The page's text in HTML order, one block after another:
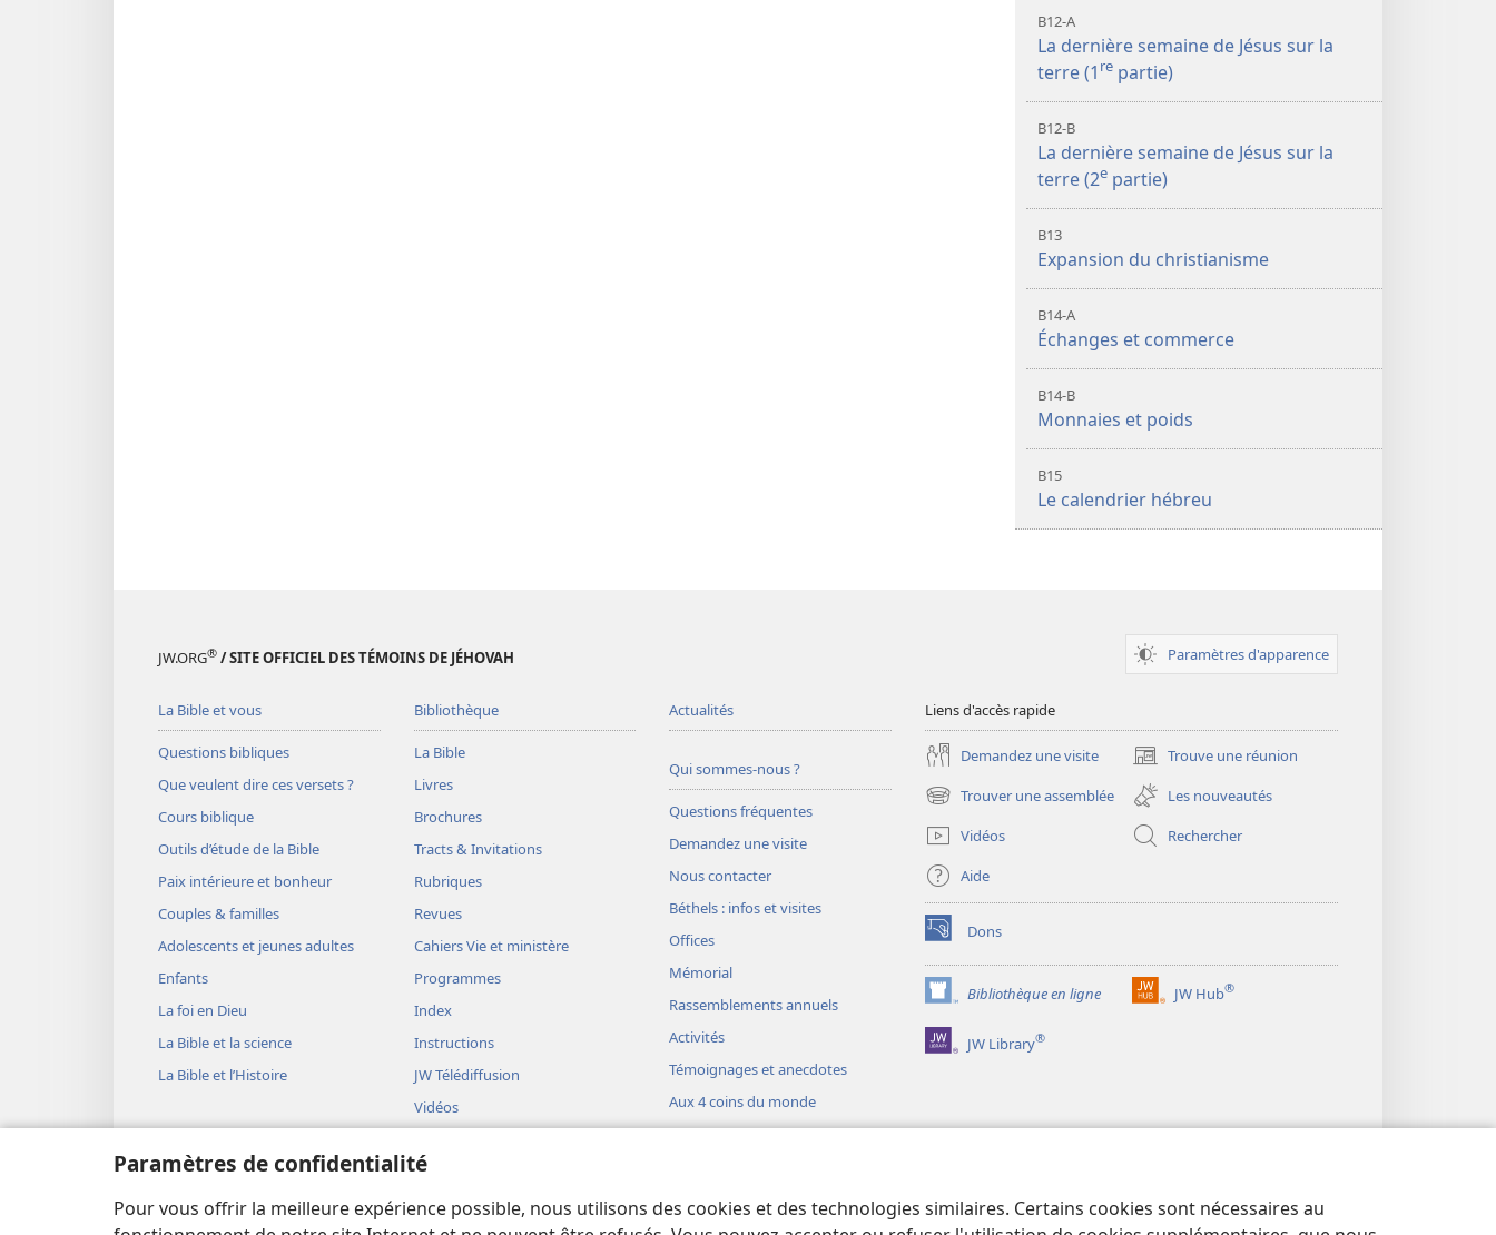
Paramètres de confidentialité
Pour vous offrir la meilleure expérience possible, nous utilisons des cookies et des technologies similaires. Certains cookies sont nécessaires au
B12-A
La dernière semaine de Jésus sur la
terre (1 re partie)
B12-B
La dernière semaine de Jésus sur la
terre (2e partie)
B13
Expansion du christianisme
B14-A
Échanges et commerce
B14-B
Monnaies et poids
B15
Le calendrier hébreu
JW.ORG® / SITE OFFICIEL DES TÉMOINS DE JÉHOVAH Paramètres d'apparence
La Bible et vous
Questions bibliques
Que veulent dire ces versets ?
Cours biblique
Outils d’étude de la Bible
Paix intérieure et bonheur
Couples & familles
Adolescents et jeunes adultes
Enfants
La foi en Dieu
La Bible et la science
La Bible et l’Histoire
Bibliothèque
La Bible
Livres
Brochures
Tracts & Invitations
Rubriques
Revues
Cahiers Vie et ministère
Programmes
Index
Instructions
JW Télédiffusion
Vidéos
Représentations théâtrales
Lectures bibliques théâtrales
Actualités
Qui sommes-nous ?
Questions fréquentes
Demandez une visite
Nous contacter
Béthels : infos et visites
Offices
Mémorial
Rassemblements annuels
Activités
Témoignages et anecdotes
Aux 4 coins du monde
Liens d'accès rapide
Demandez une visite Trouve une réunion
(ouvre
une
nouvelle
fenêtre)
Trouver une assemblée
(ouvre
une
nouvelle
fenêtre)
Les nouveautés
Vidéos
Rechercher
Aide
Dons
(ouvre
une
nouvelle
fenêtre)
Bibliothèque en ligne
(ouvre
une
nouvelle
JW Hub®
(ouvre
JW Library®